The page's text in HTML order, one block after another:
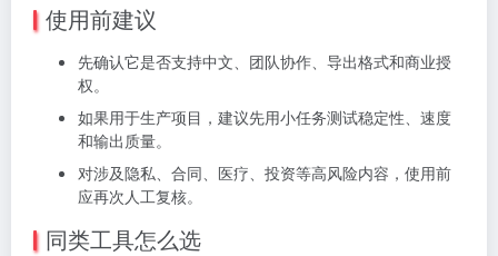
使用前建议
先确认它是否支持中文、团队协作、导出格式和商业授
权。
如果用于生产项目，建议先用小任务测试稳定性、速度
和输出质量。
对涉及隐私、合同、医疗、投资等高风险内容，使用前
应再次人工复核。
同类工具怎么选